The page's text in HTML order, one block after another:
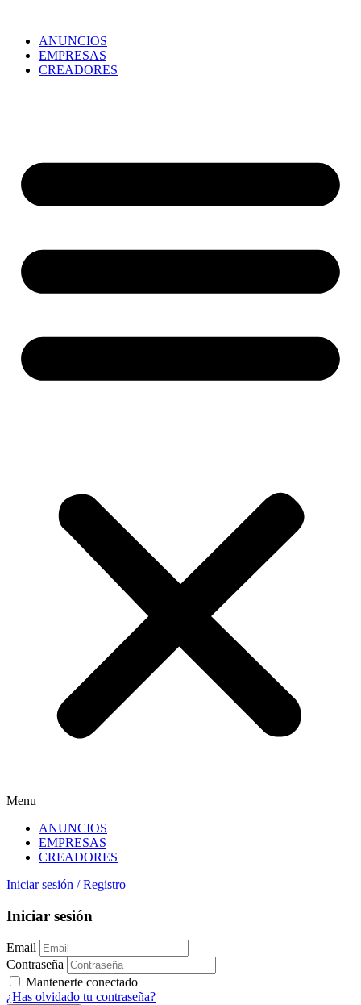
ANUNCIOS
EMPRESAS
CREADORES
Menu
ANUNCIOS
EMPRESAS
CREADORES
Iniciar sesión / Registro
Iniciar sesión
Email
Contraseña
Mantenerte conectado
¿Has olvidado tu contraseña?